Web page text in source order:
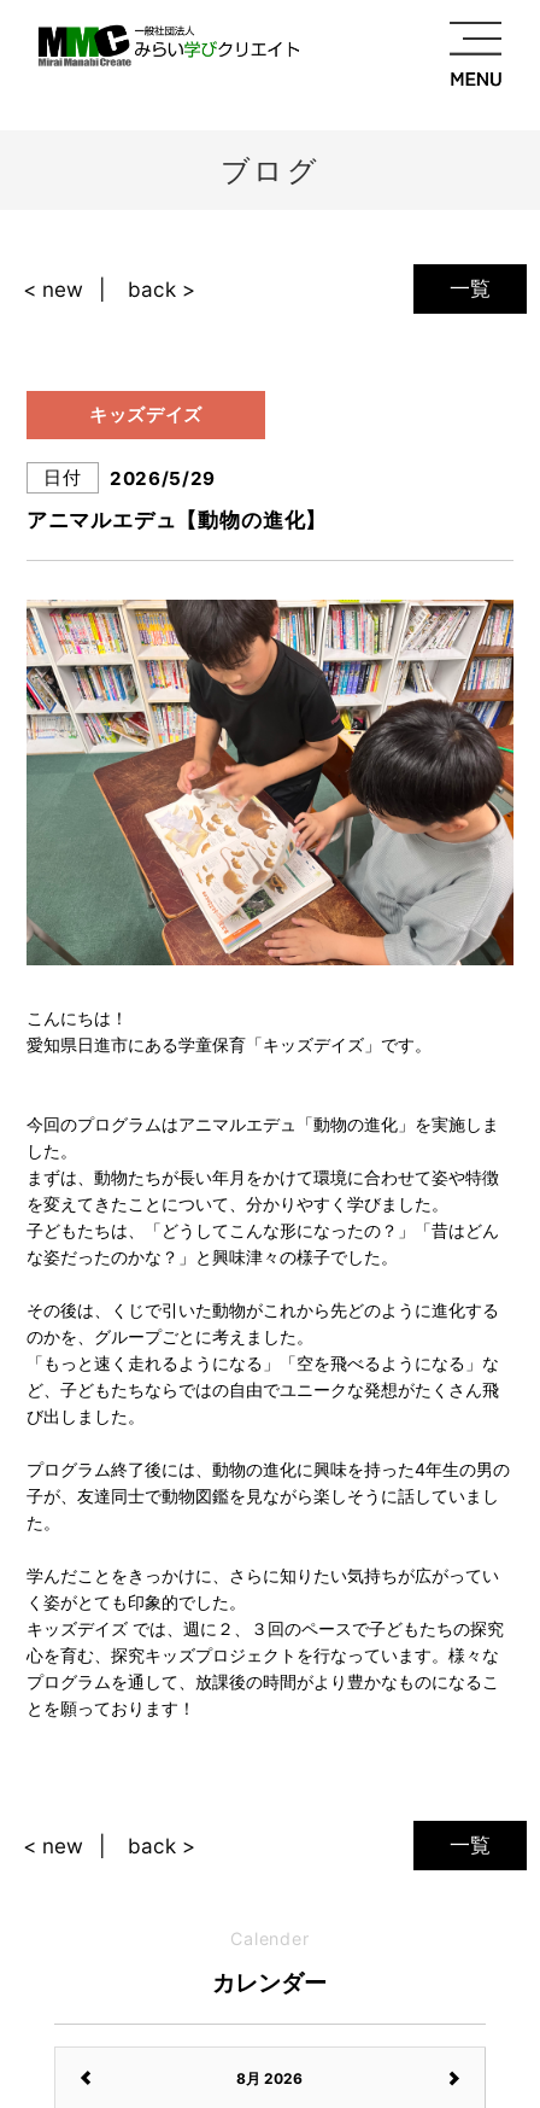
ブログ
一覧
< new back >
キッズデイズ
日付 2026/5/29
アニマルエデュ【動物の進化】
こんにちは！
愛知県日進市にある学童保育「キッズデイズ」です。
今回のプログラムはアニマルエデュ「動物の進化」を実施しま
した。
まずは、動物たちが長い年月をかけて環境に合わせて姿や特徴
を変えてきたことについて、分かりやすく学びました。
子どもたちは、「どうしてこんな形になったの？」「昔はどん
な姿だったのかな？」と興味津々の様子でした。
その後は、くじで引いた動物がこれから先どのように進化する
のかを、グループごとに考えました。
「もっと速く走れるようになる」「空を飛べるようになる」な
ど、子どもたちならではの自由でユニークな発想がたくさん飛
び出しました。
プログラム終了後には、動物の進化に興味を持った4年生の男の
子が、友達同士で動物図鑑を見ながら楽しそうに話していまし
た。
学んだことをきっかけに、さらに知りたい気持ちが広がってい
く姿がとても印象的でした。
キッズデイズ では、週に２、３回のペースで子どもたちの探究
心を育む、探究キッズプロジェクトを行なっています。様々な
プログラムを通して、放課後の時間がより豊かなものになるこ
とを願っております！
一覧
< new back >
Calender
カレンダー
8月 2026